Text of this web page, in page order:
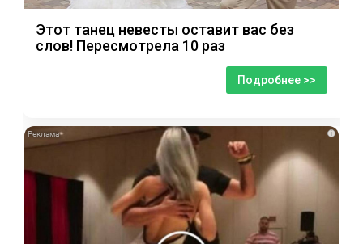
Этот танец невесты оставит вас без
слов! Пересмотрела 10 раз
Подробнее >>
i